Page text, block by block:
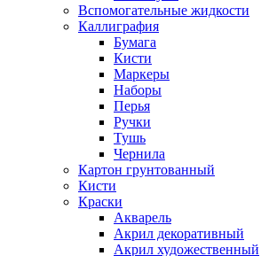
Вспомогательные жидкости
Каллиграфия
Бумага
Кисти
Маркеры
Наборы
Перья
Ручки
Тушь
Чернила
Картон грунтованный
Кисти
Краски
Акварель
Акрил декоративный
Акрил художественный